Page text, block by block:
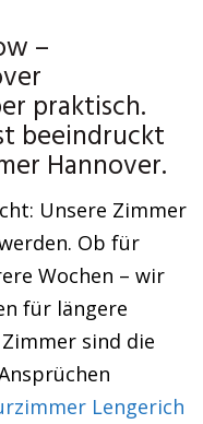
–
praktisch.
beeindruckt
Hannover.
Unsere Zimmer
Ob für
Wochen – wir
für längere
sind die
Lengerich